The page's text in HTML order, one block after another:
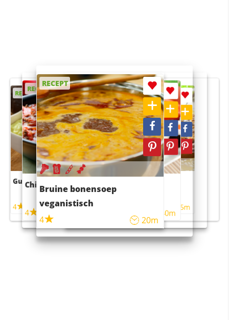
RECEPT
Guacamole
4
RECEPT
Chili con carne
4 45m
RECEPT
Bruine bonensoep
veganistisch
4
20m
RECEPT
Sushi rijstsalade
maaltijdsalade
40m
RECEPT
4 55m